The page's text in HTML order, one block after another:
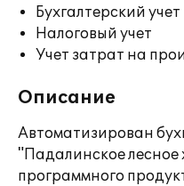
Бухгалтерский учет
Налоговый учет
Учет затрат на
Описание
Автоматизирован
"Падалинское лесное
программного